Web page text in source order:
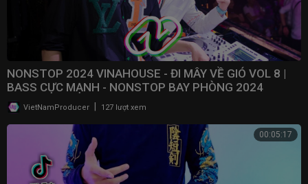
NONSTOP 2024 VINAHOUSE - ĐI MÂY VỀ GIÓ VOL 8 |
BASS CỰC MẠNH - NONSTOP BAY PHÒNG 2024
VietNamProducer 127 lượt xem
00:05:17